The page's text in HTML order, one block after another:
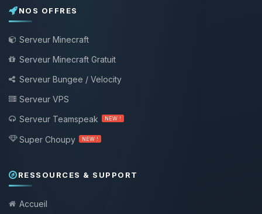
NOS OFFRES
Serveur Minecraft
Serveur Minecraft Gratuit
Serveur Bungee / Velocity
Serveur VPS
Serveur Teamspeak
NEW !
Super Choupy NEW !
RESSOURCES & SUPPORT
Accueil